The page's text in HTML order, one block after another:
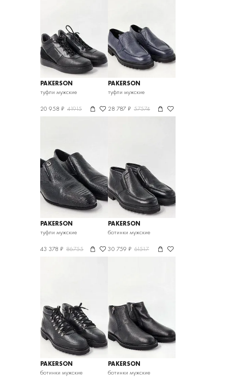
PAKERSON
туфли мужские
20 958 ₽ 41915
PAKERSON
туфли мужские
28 787 ₽ 57574
PAKERSON
туфли мужские
43 378 ₽ 86755
PAKERSON
ботинки мужские
30 759 ₽ 61517
PAKERSON
ботинки мужские
PAKERSON
ботинки мужские